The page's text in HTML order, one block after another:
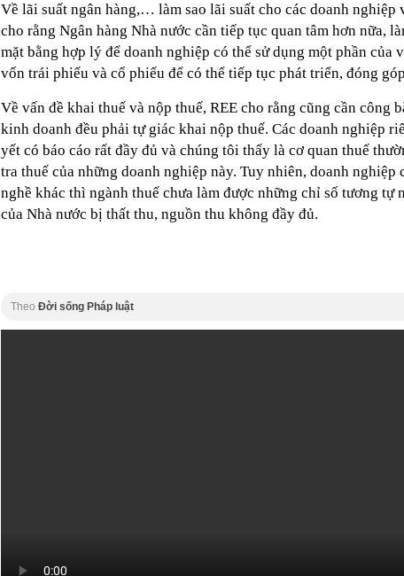
Về lãi suất ngân hàng,… làm sao lãi suất cho các doanh nghiệp
cho rằng Ngân hàng Nhà nước cần tiếp tục quan tâm hơn nữa,
mặt bằng hợp lý để doanh nghiệp có thể sử dụng một phần của
vốn trái phiếu và cổ phiếu để có thể tiếp tục phát triển, đóng
Về vấn đề khai thuế và nộp thuế, REE cho rằng cũng cần công
kinh doanh đều phải tự giác khai nộp thuế. Các doanh nghiệp
yết có báo cáo rất đầy đủ và chúng tôi thấy là cơ quan thuế
tra thuế của những doanh nghiệp này. Tuy nhiên, doanh nghiệp
nghề khác thì ngành thuế chưa làm được những chỉ số tương tự
của Nhà nước bị thất thu, nguồn thu không đầy đủ.
Theo Đời sống Pháp luật